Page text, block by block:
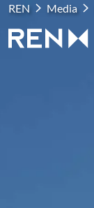
REN Media